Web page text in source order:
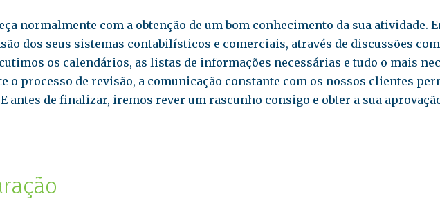
normalmente com a obtenção de um bom conhecimento da sua atividade.
dos seus sistemas contabilísticos e comerciais, através de discussões
os calendários, as listas de informações necessárias e tudo o mais
o processo de revisão, a comunicação constante com os nossos clientes
antes de finalizar, iremos rever um rascunho consigo e obter a sua